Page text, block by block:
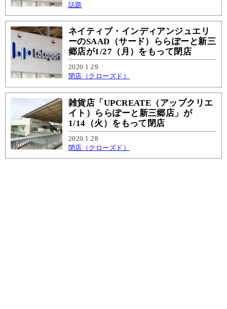
話題
ネイティブ・インディアンジュエリ
ーのSAAD（サード）ららぽーと新三
郷店が1/27（月）をもって閉店
2020.1.29
閉店（クローズド）
雑貨店「UPCREATE（アップクリエ
イト）ららぽーと新三郷店」が
1/14（火）をもって閉店
2020.1.28
閉店（クローズド）